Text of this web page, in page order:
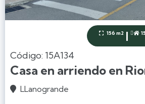
 156 m2 | 
Código: 15A134
Casa en arriendo en
 LLanogrande